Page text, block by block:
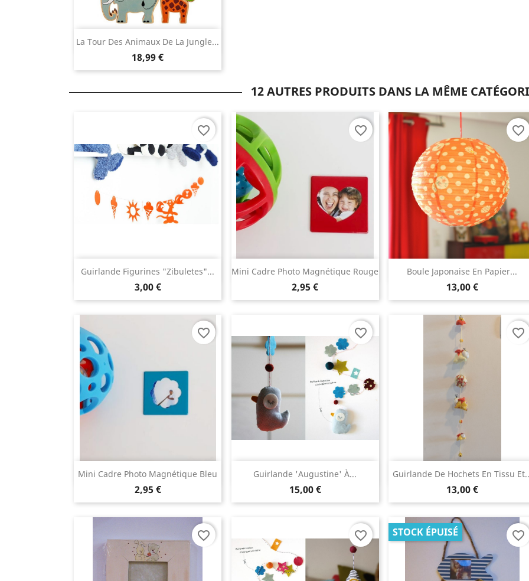
La Tour Des Animaux De La Jungle...
18,99 €
Aperçu rapide
12 AUTRES PRODUITS DANS LA MÊME
Guirlande Figurines "Zibuletes"...
3,00 €
 Aperçu rapide
favorite_border
Mini Cadre Photo Magnétique Rouge
2,95 €
Aperçu rapide
favorite_border
Boule Japonaise En Papier...
13,00 €
Aperçu rapide
favorite_border
Mini Cadre Photo Magnétique Bleu
2,95 €
 Aperçu rapide
favorite_border
Guirlande 'Augustine' À...
15,00 €
Aperçu rapide
favorite_border
Guirlande De Hochets En Tissu
13,00 €
Aperçu rapide
favorite_border
favorite_border favorite_border STOCK ÉPUISÉ favorite_border